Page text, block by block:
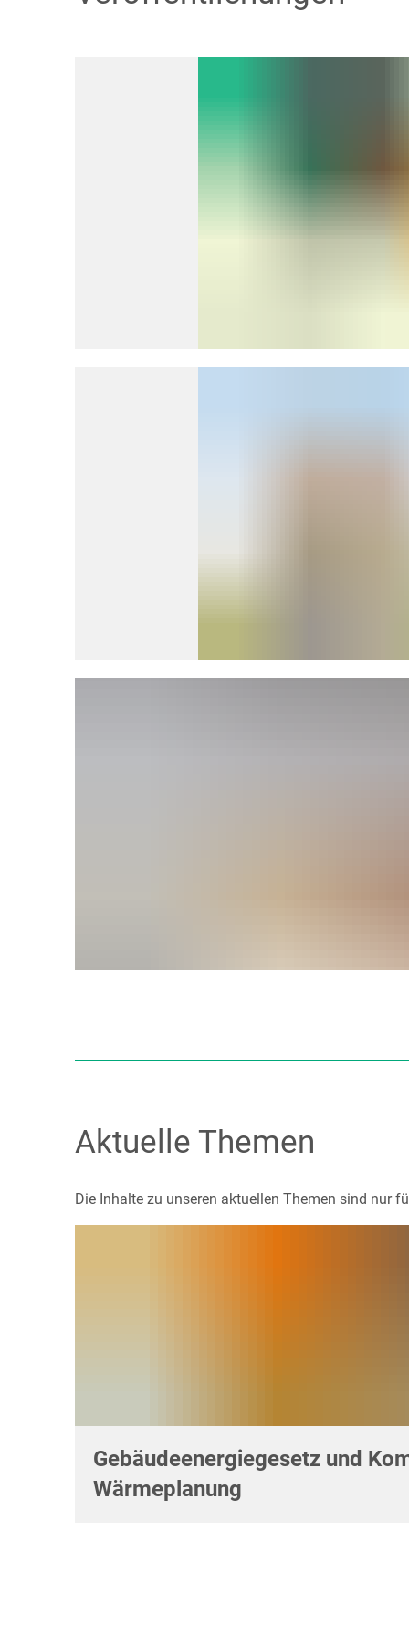
Aktuelle Themen
Die Inhalte zu unseren aktuellen Themen sind nur
Gebäudeenergiegesetz und
Wärmeplanung